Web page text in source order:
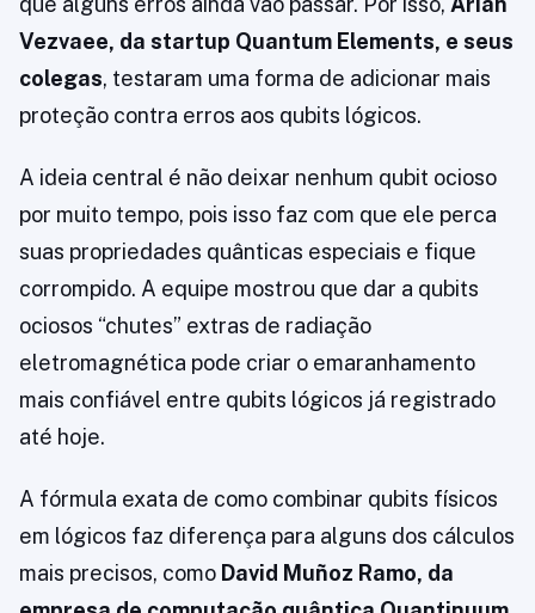
Vezvaee, da startup Quantum Elements, e seus
colegas, testaram uma forma de adicionar mais
proteção contra erros aos qubits lógicos.
A ideia central é não deixar nenhum qubit ocioso
por muito tempo, pois isso faz com que ele perca
suas propriedades quânticas especiais e fique
corrompido. A equipe mostrou que dar a qubits
ociosos “chutes” extras de radiação
eletromagnética pode criar o emaranhamento
mais confiável entre qubits lógicos já registrado
até hoje.
A fórmula exata de como combinar qubits físicos
em lógicos faz diferença para alguns dos cálculos
mais precisos, como David Muñoz Ramo, da